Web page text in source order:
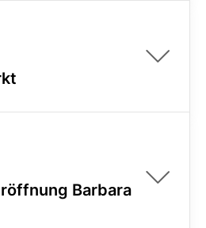
Barbara